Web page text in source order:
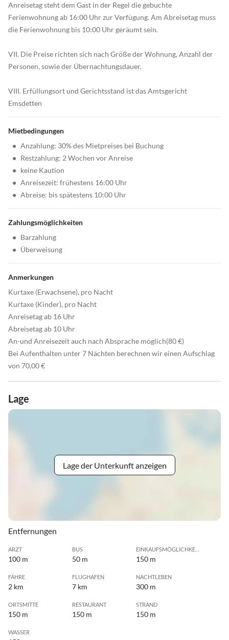
Anreisetag steht dem Gast in der Regel die gebuchte
Ferienwohnung ab 16:00 Uhr zur Verfügung. Am Abreisetag muss
die Ferienwohnung bis 10:00 Uhr geräumt sein.
VII. Die Preise richten sich nach Größe der Wohnung, Anzahl der
Personen, sowie der Übernachtungsdauer.
VIII. Erfüllungsort und Gerichtsstand ist das Amtsgericht
Emsdetten
Mietbedingungen
• Anzahlung: 30% des Mietpreises bei Buchung
• Restzahlung: 2 Wochen vor Anreise
• keine Kaution
• Anreisezeit: frühestens 16:00 Uhr
• Abreise: bis spätestens 10:00 Uhr
Zahlungsmöglichkeiten
• Barzahlung
• Überweisung
Anmerkungen
Kurtaxe (Erwachsene), pro Nacht
Kurtaxe (Kinder), pro Nacht
Anreisetag ab 16 Uhr
Abreisetag ab 10 Uhr
An-und Anreisezeit auch nach Absprache möglich(80 €)
Bei Aufenthalten unter 7 Nächten berechnen wir einen Aufschlag
von 70,00 €
Lage
Lage der Unterkunft anzeigen
Entfernungen
ARZT
100 m
BUS
50 m
EINKAUFSMÖGLICHKEIT
150 m
FÄHRE
2 km
FLUGHAFEN
7 km
NACHTLEBEN
300 m
ORTSMITTE
150 m
RESTAURANT
150 m
STRAND
150 m
WASSER